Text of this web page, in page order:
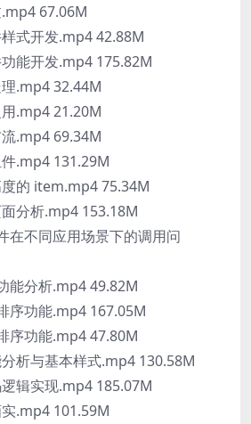
67.06M
式开发.mp4 42.88M
能开发.mp4 175.82M
.mp4 32.44M
.mp4 21.20M
.mp4 69.34M
.mp4 131.29M
的 item.mp4 75.34M
分析.mp4 153.18M
在不同应用场景下的调用问
能分析.mp4 49.82M
序功能.mp4 167.05M
序功能.mp4 47.80M
析与基本样式.mp4 130.58M
辑实现.mp4 185.07M
.mp4 101.59M